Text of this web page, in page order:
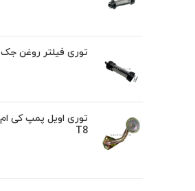
توری فیلتر روغن جک JAC J4
T8